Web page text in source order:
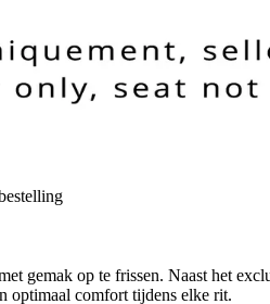
gemak op te frissen. Naast het
optimaal comfort tijdens elke rit.